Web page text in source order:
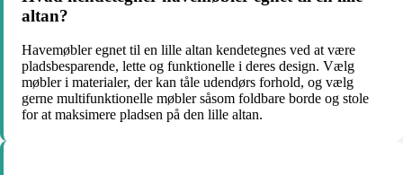
altan?
Havemøbler egnet til en lille altan kendetegnes ved at være
pladsbesparende, lette og funktionelle i deres design. Vælg
møbler i materialer, der kan tåle udendørs forhold, og vælg
gerne multifunktionelle møbler såsom foldbare borde og stole
for at maksimere pladsen på den lille altan.